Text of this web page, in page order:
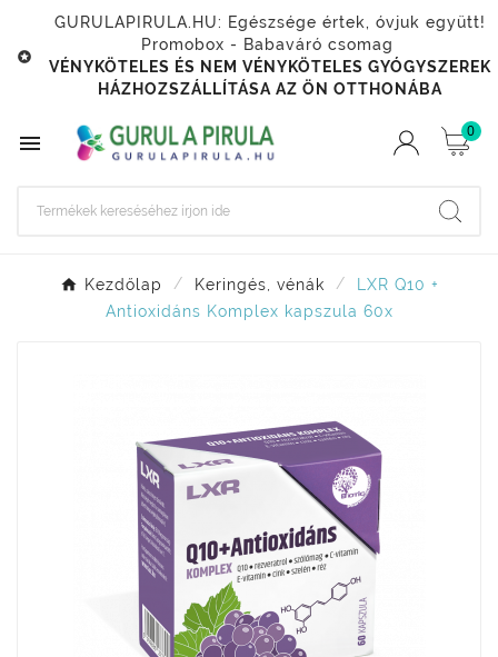

GURULAPIRULA.HU: Egészsége értek, óvjuk együtt!
Promobox - Babaváró csomag
VÉNYKÖTELES ÉS NEM VÉNYKÖTELES GYÓGYSZEREK
HÁZHOZSZÁLLÍTÁSA AZ ÖN OTTHONÁBA
 0
Kezdőlap Keringés, vénák
LXR Q10 +
Antioxidáns Komplex kapszula 60x